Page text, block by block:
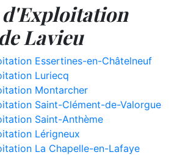
Lavieu
Essertines-en-Châtelneuf
Luriecq
Montarcher
Saint-Clément-de-Valorgue
Saint-Anthème
Lérigneux
La Chapelle-en-Lafaye